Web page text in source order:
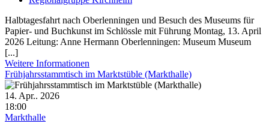
Halbtagesfahrt nach Oberlenningen und Besuch des Museums für
Papier- und Buch­kunst im Schlössle mit Führung Montag, 13. April
2026 Leitung: Anne Hermann Oberlenningen: Museum Museum
[...]
Weitere Informationen
Frühjahrsstammtisch im Marktstüble (Markthalle)
14. Apr.. 2026
18:00
Markthalle